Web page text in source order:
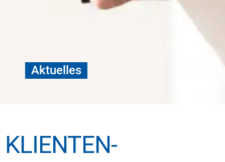
Aktuelles
KLIENTEN­